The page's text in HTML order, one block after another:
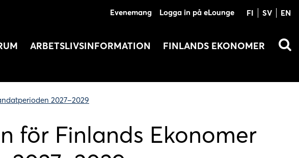
Evenemang Logga in på eLounge FI SV EN
ARBETSLIVSINFORMATION FINLANDS EKONOMER
2027–2029
för Finlands Ekonomer